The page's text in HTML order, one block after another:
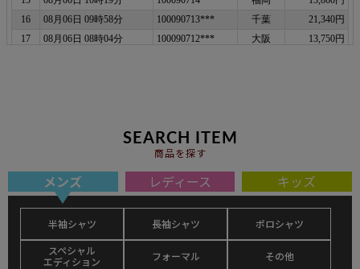
SEARCH ITEM
商品を探す
メンズ レディース キッズ
半袖シャツ 長袖シャツ
ポロシャツ
スペシャル
エディション
フォーマル
その他